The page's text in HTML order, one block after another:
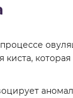
киста,